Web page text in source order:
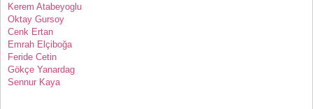
Kerem Atabeyoglu
Oktay Gursoy
Cenk Ertan
Emrah Elçiboğa
Feride Cetin
Gökçe Yanardag
Sennur Kaya